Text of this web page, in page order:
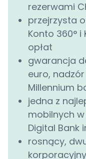
rezerwami
przejrzysta
Konto 360°
opłat
gwarancja
euro, nadzór
Millennium
jedna z
mobilnych
Digital Bank
rosnący,